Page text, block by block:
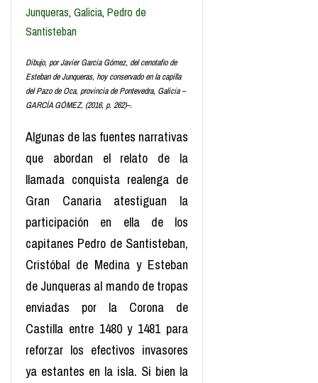
Junqueras,Galicia,Pedro de
Santisteban
Dibujo, por Javier García Gómez, del cenotafio de
Esteban de Junqueras, hoy conservado en la capilla
del Pazo de Oca, provincia de Pontevedra, Galicia –
GARCÍA GÓMEZ, (2016, p. 262)–.
Algunas de las fuentes narrativas
que abordan el relato de la
llamada conquista realenga de
Gran Canaria atestiguan la
participación en ella de los
capitanes Pedro de Santisteban,
Cristóbal de Medina y Esteban
de Junqueras al mando de tropas
enviadas por la Corona de
Castilla entre 1480 y 1481 para
reforzar los efectivos invasores
ya estantes en la isla. Si bien la